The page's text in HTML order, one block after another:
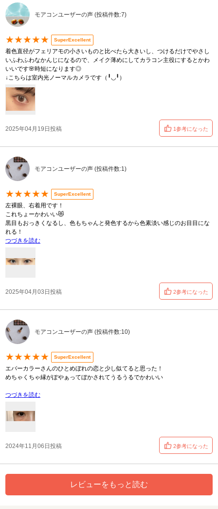
モアコンユーザーの声 (投稿件数:7)
★★★★★ SuperExcellent
着色直径がフェリアモの小さいものと比べたら大きいし、つけるだけでやさし
いふわふわなかんじになるので、メイク薄めにしてカラコン主役にするとかわ
いいです🌸時短になります◎
↓こちらは室内光ノーマルカメラです（╹◡╹）
2025年04月19日投稿 1参考になった
モアコンユーザーの声 (投稿件数:1)
★★★★★ SuperExcellent
左裸眼、右着用です！
これちょーかわいい😻
黒目もおっきくなるし、色もちゃんと発色するから色素淡い感じのお目目にな
れる！
つづきを読む
2025年04月03日投稿 2参考になった
モアコンユーザーの声 (投稿件数:10)
★★★★★ SuperExcellent
エバーカラーさんのひとめぼれの恋と少し似てると思った！
めちゃくちゃ縁がぽやぁってぼかされてうるうるでかわいい
つづきを読む
2024年11月06日投稿 2参考になった
レビューをもっと読む